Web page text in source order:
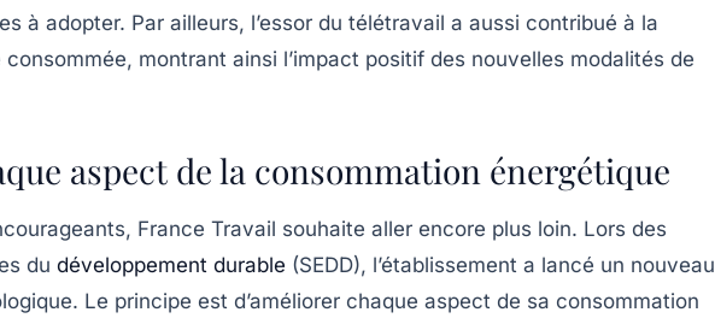
à adopter. Par ailleurs, l’essor du télétravail a aussi contribué à la
consommée, montrant ainsi l’impact positif des nouvelles modalités de
aspect de la consommation énergétique
France Travail souhaite aller encore plus loin. Lors des
du développement durable (SEDD), l’établissement a lancé un nouveau
Le principe est d’améliorer chaque aspect de sa consommation